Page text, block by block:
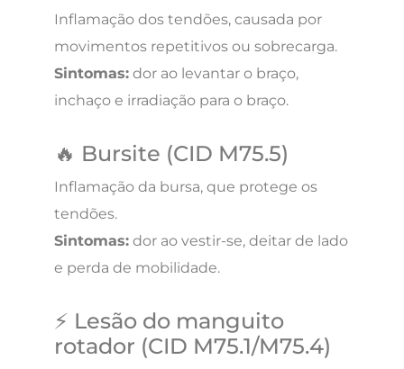
Inflamação dos tendões, causada por
movimentos repetitivos ou sobrecarga.
Sintomas: dor ao levantar o braço,
inchaço e irradiação para o braço.
🔥 Bursite (CID M75.5)
Inflamação da bursa, que protege os
tendões.
Sintomas: dor ao vestir-se, deitar de lado
e perda de mobilidade.
⚡ Lesão do manguito
rotador (CID M75.1/M75.4)